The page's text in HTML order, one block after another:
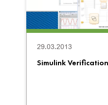
Simulink
29.03.2013